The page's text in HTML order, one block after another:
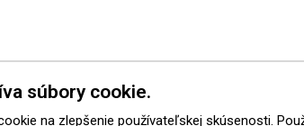
súbory cookie.
na zlepšenie používateľskej skúsenosti.